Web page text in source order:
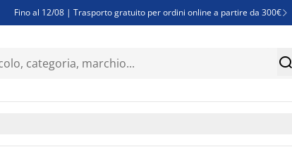
Fino al 12/08 | Trasporto gratuito per ordini online a partire da 300€ 
Finanziamenti - Scegli il piano di rimborso più adatto a te 